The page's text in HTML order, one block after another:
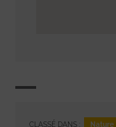
CLASSÉ DANS : Nature